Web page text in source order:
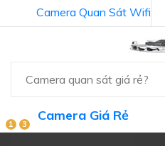
Camera Quan Sát Wifi
1 3
Camera Giá Rẻ